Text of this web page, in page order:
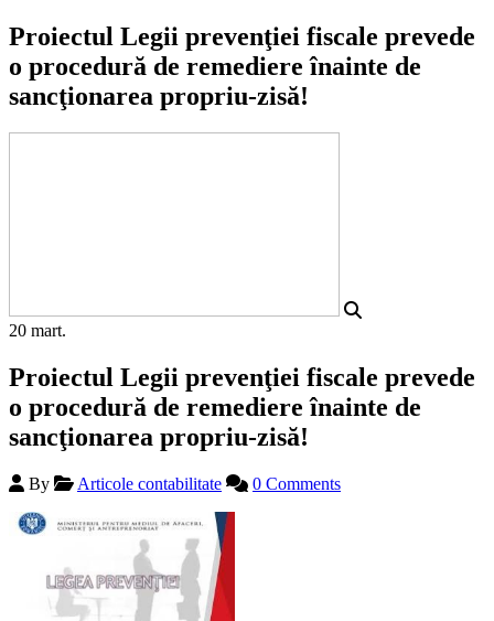
Proiectul Legii prevenţiei fiscale prevede
o procedură de remediere înainte de
sancţionarea propriu-zisă!
20 mart.
Proiectul Legii prevenţiei fiscale prevede
o procedură de remediere înainte de
sancţionarea propriu-zisă!
By Articole contabilitate 0 Comments